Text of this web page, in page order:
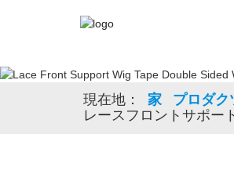
現在地： 家 プロダク
レースフロントサポー